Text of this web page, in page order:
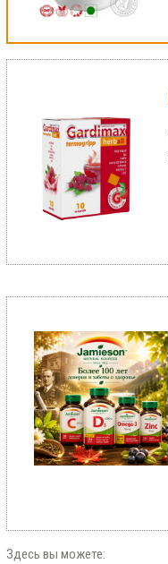
Здесь вы можете: